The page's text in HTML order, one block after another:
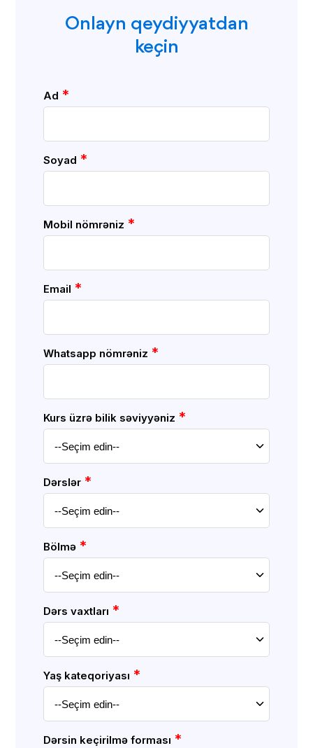
Onlayn qeydiyyatdan
keçin
Ad *
Soyad *
Mobil nömrəniz *
Email *
Whatsapp nömrəniz *
Kurs üzrə bilik səviyyəniz *
Dərslər *
Bölmə *
Dərs vaxtları *
Yaş kateqoriyası *
Dərsin keçirilmə forması *